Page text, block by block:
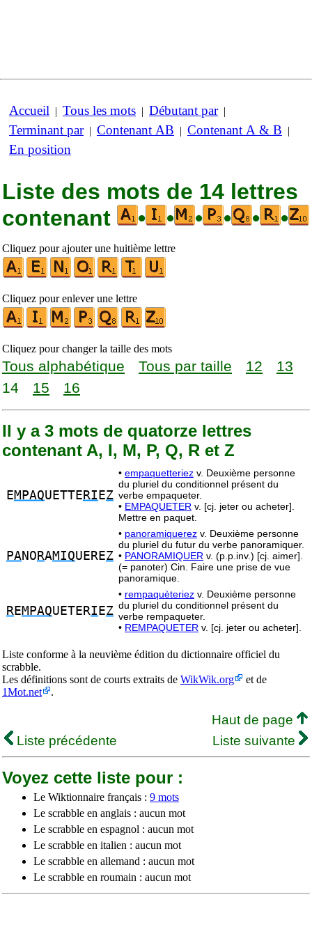
Accueil | Tous les mots | Débutant par|
Terminant par| Contenant AB | Contenant A & B |
En position
Liste des mots de 14 lettres
contenant
• • • • • •
Cliquez pour ajouter une huitième lettre
Cliquez pour enlever une lettre
Cliquez pour changer la taille des mots
Tous alphabétique Tous par taille 12
13
14
15 16
Il y a 3 mots de quatorze lettres
contenant A, I, M, P, Q, R et Z
EMPAQUETTE RI EZ
• empaquetteriez v. Deuxième personne
du pluriel du conditionnel présent du
verbe empaqueter.
• EMPAQUETER v. [cj. jeter ou acheter].
Mettre en paquet.
PANO RAMIQUEREZ
• panoramiquerez v. Deuxième personne
du pluriel du futur du verbe panoramiquer.
• PANORAMIQUER v. (p.p.inv.) [cj. aimer].
(= panoter) Cin. Faire une prise de vue
panoramique.
REMPAQUETERI EZ
• rempaquèteriez v. Deuxième personne
du pluriel du conditionnel présent du
verbe rempaqueter.
• REMPAQUETER v. [cj. jeter ou acheter].
Liste conforme à la neuvième édition du dictionnaire officiel du
scrabble.
Les définitions sont de courts extraits de WikWik.org
et de
1Mot.net
.
Haut de page
Liste précédente
Liste suivante
Voyez cette liste pour :
Le Wiktionnaire français : 9 mots
Le scrabble en anglais : aucun mot
Le scrabble en espagnol : aucun mot
Le scrabble en italien : aucun mot
Le scrabble en allemand : aucun mot
Le scrabble en roumain : aucun mot